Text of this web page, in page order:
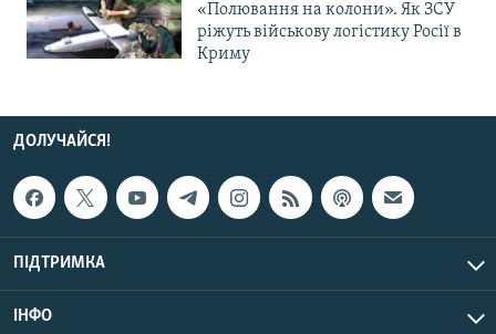
«Полювання на колони». Як ЗСУ
ріжуть військову логістику Росії в
Криму
ДОЛУЧАЙСЯ!
ПІДТРИМКА
ІНФО